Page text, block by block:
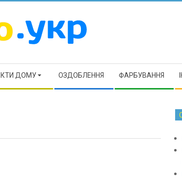
ДОМУ ОЗДОБЛЕННЯ ФАРБУВАННЯ